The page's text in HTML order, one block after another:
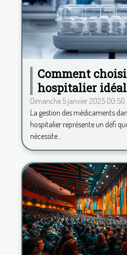
Comment
hospitalier
améliorer la
médicaments
Dimanche 5 janvier 2025 00:50
La gestion des médicaments
hospitalier représente un défi
nécessite...